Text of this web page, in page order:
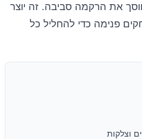
את הרקמה סביבה. זה יוצר
פנימה כדי להחליל כל
וצלקות